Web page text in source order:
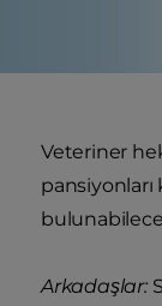
Veteriner
Arkadaşlar: